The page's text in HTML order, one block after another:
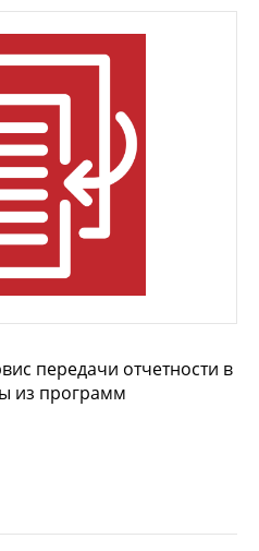
передачи отчетности в
из программ